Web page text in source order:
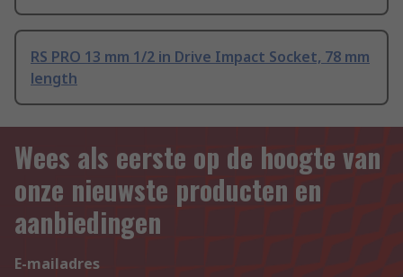
RS PRO 13 mm 1/2 in Drive Impact Socket, 78 mm
length
Wees als eerste op de hoogte van
onze nieuwste producten en
aanbiedingen
E-mailadres